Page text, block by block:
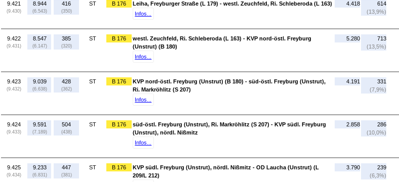
9.421
(9.430)
8.944
(6.543)
416
(350)
ST B 176
Leiha, Freyburger Straße (L 179) - westl. Zeuchfeld, Ri. Schleberoda (L 163)
Infos...
4.418
614
(13,9%)
9.422
(9.431)
8.547
(6.147)
385
(320)
ST B 176
westl. Zeuchfeld, Ri. Schleberoda (L 163) - KVP nord-östl. Freyburg
(Unstrut) (B 180)
Infos...
5.280
713
(13,5%)
9.423
(9.432)
9.039
(6.638)
428
(362)
ST B 176
KVP nord-östl. Freyburg (Unstrut) (B 180) - süd-östl. Freyburg (Unstrut),
Ri. Markröhlitz (S 207)
Infos...
4.191
331
(7,9%)
9.424
(9.433)
9.591
(7.189)
504
(438)
ST B 176
süd-östl. Freyburg (Unstrut), Ri. Markröhlitz (S 207) - KVP südl. Freyburg
(Unstrut), nördl. Nißmitz
Infos...
2.858
286
(10,0%)
9.425
(9.434)
9.233
(6.831)
447
(381)
ST B 176
KVP südl. Freyburg (Unstrut), nördl. Nißmitz - OD Laucha (Unstrut) (L
209/L 212)
3.790
239
(6,3%)